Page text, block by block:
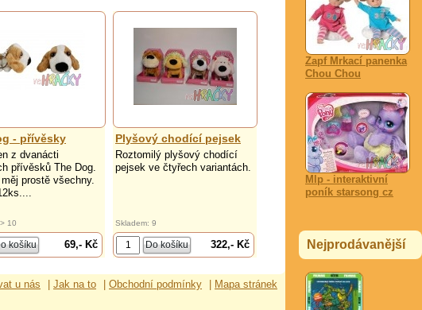
Zapf Mrkací panenka
Chou Chou
Mlp - interaktivní
poník starsong cz
Nejprodávanější
- přívěsky
z dvanácti
přívěsků The Dog.
měj prostě všechny.
10
69,- Kč
Plyšový chodící pejsek
Roztomilý plyšový chodící
pejsek ve čtyřech variantách.
Skladem: 9
322,- Kč
u nás Jak na to Obchodní podmínky Mapa stránek